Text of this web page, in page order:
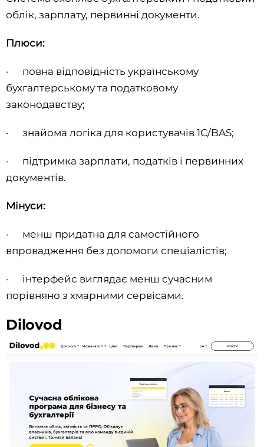
облік, зарплату, первинні документи.
Плюси:
· повна відповідність українському
бухгалтерському та податковому
законодавству;
· знайома логіка для користувачів 1С/BAS;
· підтримка зарплати, податків і первинних
документів.
Мінуси:
· менш придатна для самостійного
впровадження без допомоги спеціалістів;
· інтерфейс виглядає менш сучасним
порівняно з хмарними сервісами.
Dilovod